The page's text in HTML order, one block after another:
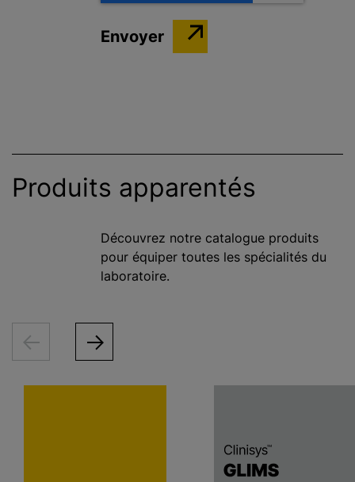
Produits apparentés
Découvrez notre catalogue produits
pour équiper toutes les spécialités du
laboratoire.